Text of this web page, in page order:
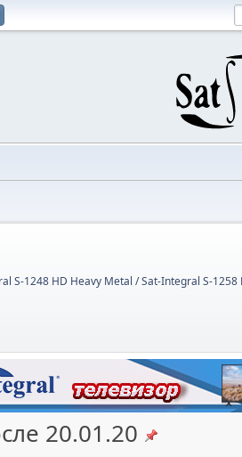
S-1248 HD Heavy Metal / Sat-Integral S-
20.01.20